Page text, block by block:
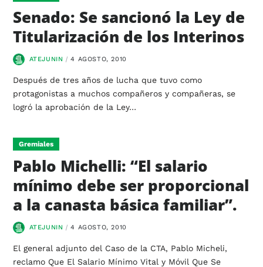
Senado: Se sancionó la Ley de
Titularización de los Interinos
ATEJUNIN 4 AGOSTO, 2010
Después de tres años de lucha que tuvo como
protagonistas a muchos compañeros y compañeras, se
logró la aprobación de la Ley…
Gremiales
Pablo Michelli: “El salario
mínimo debe ser proporcional
a la canasta básica familiar”.
ATEJUNIN 4 AGOSTO, 2010
El general adjunto del Caso de la CTA, Pablo Micheli,
reclamo Que El Salario Mínimo Vital y Móvil Que Se